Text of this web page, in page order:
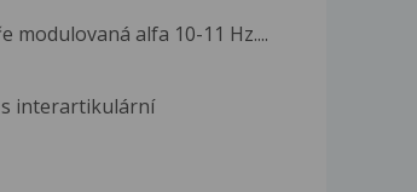
modulovaná alfa 10-11 Hz....
s interartikulární